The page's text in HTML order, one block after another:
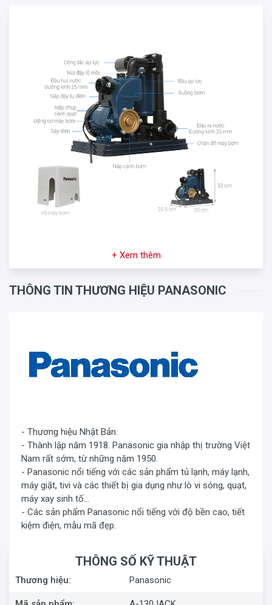
+ Xem thêm
THÔNG TIN THƯƠNG HIỆU PANASONIC
- Thương hiệu Nhật Bản.
- Thành lập năm 1918. Panasonic gia nhập thị trường Việt
Nam rất sớm, từ những năm 1950.
- Panasonic nổi tiếng với các sản phẩm tủ lạnh, máy lạnh,
máy giặt, tivi và các thiết bị gia dụng như lò vi sóng, quạt,
máy xay sinh tố...
- Các sản phẩm Panasonic nổi tiếng với độ bền cao, tiết
kiệm điện, mẫu mã đẹp.
THÔNG SỐ KỸ THUẬT
Thương hiệu: Panasonic